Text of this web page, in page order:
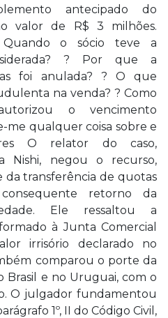
antecipado do
valor de R$ 3 milhões.
Quando o sócio teve a
? Por que a
foi anulada? ? O que
na venda? ? Como
o vencimento
me qualquer coisa sobre e
O relator do caso,
Nishi, negou o recurso,
transferência de quotas
retorno da
Ele ressaltou a
à Junta Comercial
irrisório declarado no
comparou o porte da
Brasil e no Uruguai, com o
O julgador fundamentou
1º, II do Código Civil,